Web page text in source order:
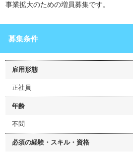
事業拡大のための増員募集です。
募集条件
雇用形態
正社員
年齢
不問
必須の経験・スキル・資格